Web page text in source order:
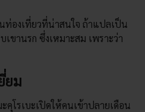
ท่องเที่ยวที่น่าสนใจ ถ้าแปลเป็น
ขานรก ซึ่งเหมาะสม เพราะว่า
ยม
คุโรเบะเปิดให้คนเข้าปลายเดือน